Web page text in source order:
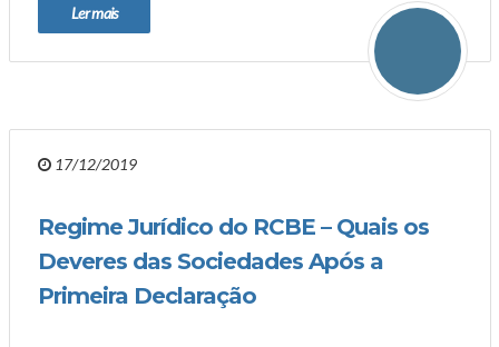
Ler mais
17/12/2019
Regime Jurídico do RCBE – Quais os
Deveres das Sociedades Após a
Primeira Declaração